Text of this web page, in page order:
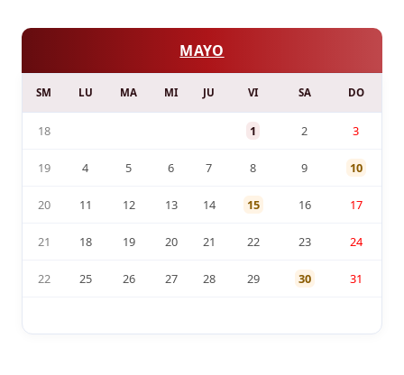
MAYO
SM LU MA MI JU VI SA DO
18 1 2 3
19 4 5 6 7 8 9 10
20 11 12 13 14 15 16 17
21 18 19 20 21 22 23 24
22 25 26 27 28 29 30 31